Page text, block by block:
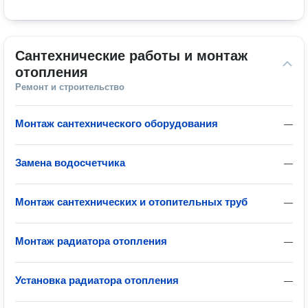
Сантехнические работы и монтаж
отопления
Ремонт и строительство
—
Монтаж сантехнического оборудования
—
Замена водосчетчика
—
Монтаж сантехнических и отопительных труб
—
Монтаж радиатора отопления
—
Установка радиатора отопления